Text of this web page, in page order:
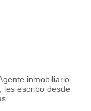
inmobiliario,
les escribo desde